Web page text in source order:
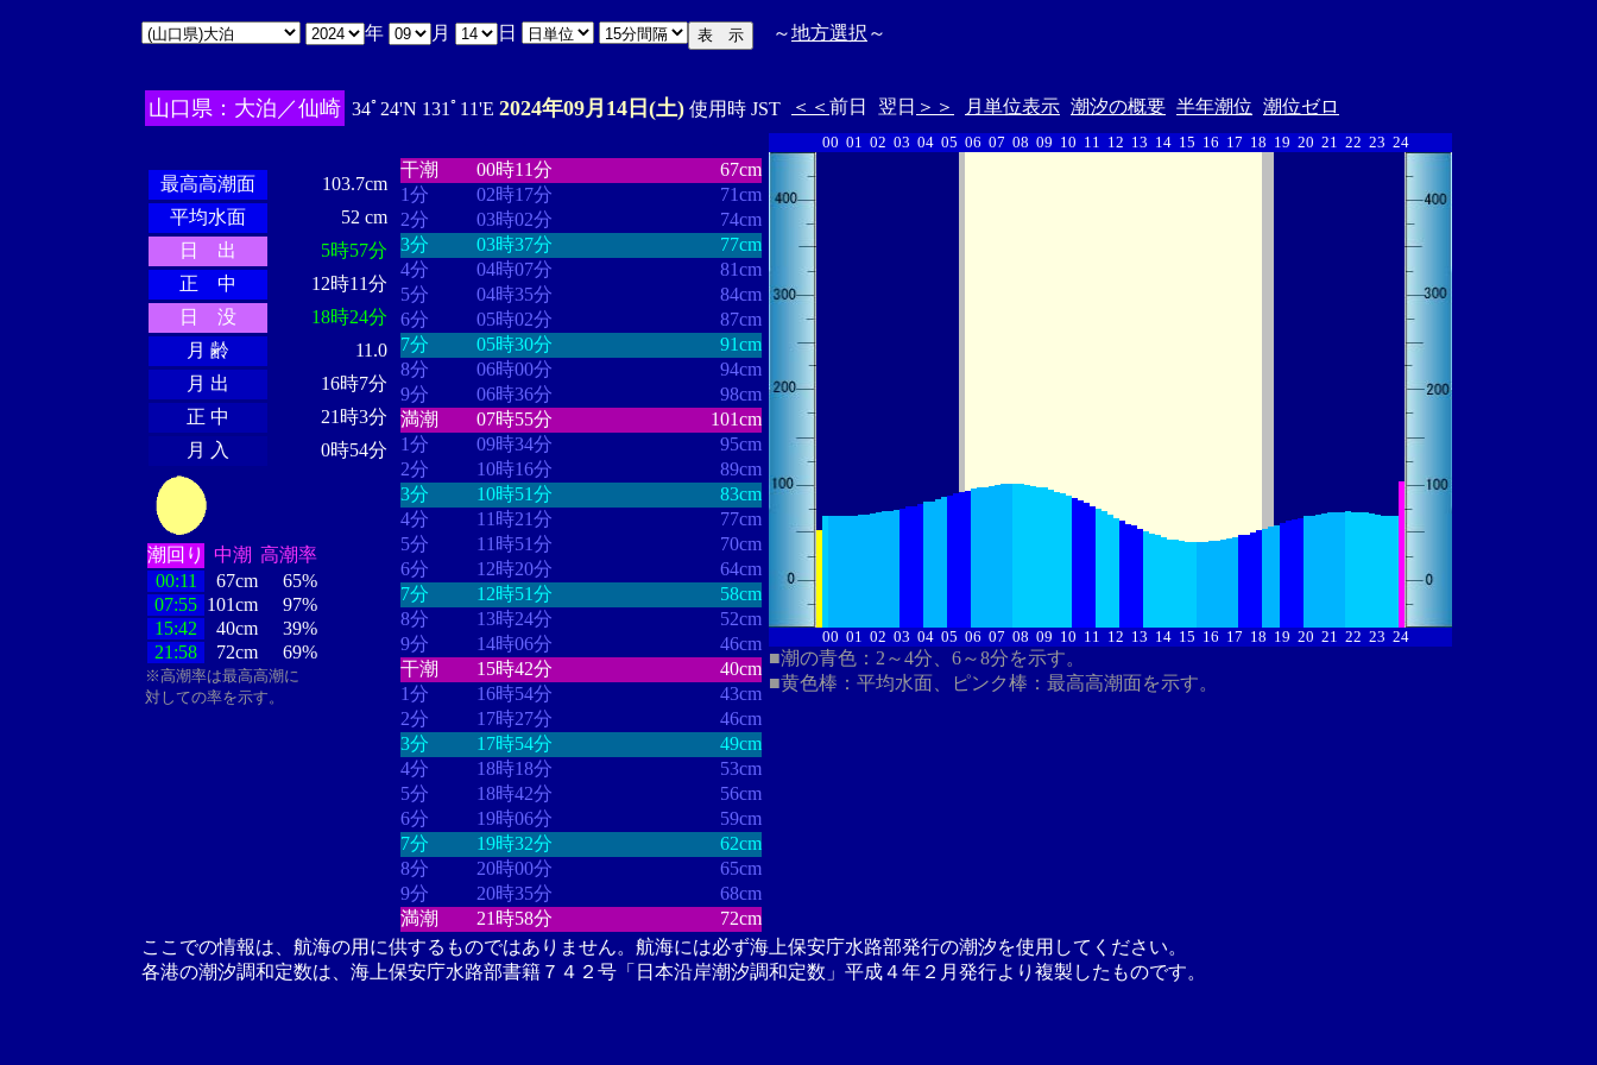
年 月 日 ～地方選択 ～
山口県：大泊／仙崎 34ﾟ24'N 131ﾟ11'E 2024年09月14日(土) 使用時 JST ＜＜ 前日 翌日 ＞＞ 月単位表示 潮汐の概要 半年潮位 潮位ゼロ
最高高潮面
103.7cm
平均水面
52 cm
日 出
5時57分
正 中
12時11分
日 没
18時24分
月 齢
11.0
月 出
16時7分
正 中
21時3分
月 入
0時54分
潮回り 中潮 高潮率
00:11
67cm
65%
07:55 101cm
97%
15:42
40cm
39%
21:58
72cm 69%
※高潮率は最高高潮に
対しての率を示す。
干潮
00時11分
67cm
1分
02時17分
71cm
2分
03時02分
74cm
3分
03時37分
77cm
4分
04時07分
81cm
5分
04時35分
84cm
6分
05時02分
87cm
7分
05時30分
91cm
8分
06時00分
94cm
9分
06時36分
98cm
満潮
07時55分
101cm
1分
09時34分
95cm
2分
10時16分
89cm
3分
10時51分
83cm
4分
11時21分
77cm
5分
11時51分
70cm
6分
12時20分
64cm
7分
12時51分
58cm
8分
13時24分
52cm
9分
14時06分
46cm
干潮
15時42分
40cm
1分
16時54分
43cm
2分
17時27分
46cm
3分
17時54分
49cm
4分
18時18分
53cm
5分
18時42分
56cm
6分
19時06分
59cm
7分
19時32分
62cm
8分
20時00分
65cm
9分
20時35分
68cm
満潮
21時58分 72cm
00 01 02 03 04 05 06 07 08 09 10 11 12 13 14 15 16 17 18 19 20 21 22 23 24
00 01 02 03 04 05 06 07 08 09 10 11 12 13 14 15 16 17 18 19 20 21 22 23 24
■潮の青色：2～4分、6～8分を示す。
■黄色棒：平均水面、ピンク棒：最高高潮面を示す。
ここでの情報は、航海の用に供するものではありません。航海には必ず海上保安庁水路部発行の潮汐を使用してください。
各港の潮汐調和定数は、海上保安庁水路部書籍７４２号「日本沿岸潮汐調和定数」平成４年２月発行より複製したものです。